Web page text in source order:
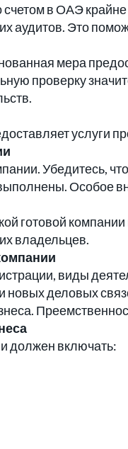
счетом в ОАЭ
аудитов. Это
мера
проверку
услуги
Убедитесь,
Особое
готовой
владельцев.
виды
новых деловых
должен включать: